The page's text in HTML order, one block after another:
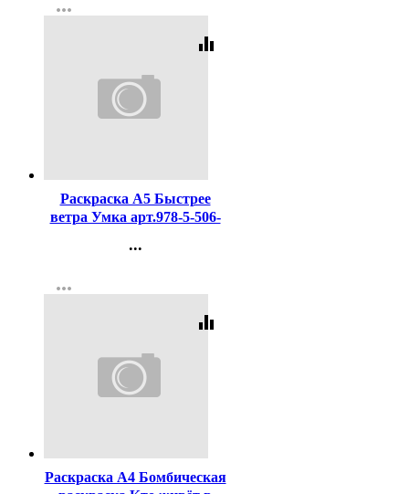
Регистрация
more_horiz
equalizer
Раскраска А5 Быстрее
ветра Умка арт.978-5-506-
...
Регистрация
more_horiz
equalizer
Раскраска А4 Бомбическая